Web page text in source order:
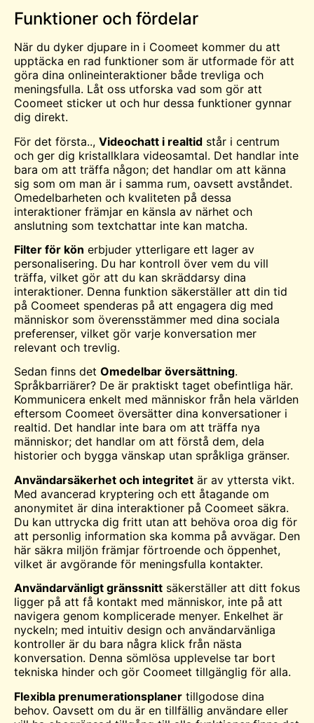
Funktioner och fördelar
När du dyker djupare in i Coomeet kommer du att
upptäcka en rad funktioner som är utformade för att
göra dina onlineinteraktioner både trevliga och
meningsfulla. Låt oss utforska vad som gör att
Coomeet sticker ut och hur dessa funktioner gynnar
dig direkt.
För det första.., Videochatt i realtid står i centrum
och ger dig kristallklara videosamtal. Det handlar inte
bara om att träffa någon; det handlar om att känna
sig som om man är i samma rum, oavsett avståndet.
Omedelbarheten och kvaliteten på dessa
interaktioner främjar en känsla av närhet och
anslutning som textchattar inte kan matcha.
Filter för kön erbjuder ytterligare ett lager av
personalisering. Du har kontroll över vem du vill
träffa, vilket gör att du kan skräddarsy dina
interaktioner. Denna funktion säkerställer att din tid
på Coomeet spenderas på att engagera dig med
människor som överensstämmer med dina sociala
preferenser, vilket gör varje konversation mer
relevant och trevlig.
Sedan finns det Omedelbar översättning.
Språkbarriärer? De är praktiskt taget obefintliga här.
Kommunicera enkelt med människor från hela världen
eftersom Coomeet översätter dina konversationer i
realtid. Det handlar inte bara om att träffa nya
människor; det handlar om att förstå dem, dela
historier och bygga vänskap utan språkliga gränser.
Användarsäkerhet och integritet är av yttersta vikt.
Med avancerad kryptering och ett åtagande om
anonymitet är dina interaktioner på Coomeet säkra.
Du kan uttrycka dig fritt utan att behöva oroa dig för
att personlig information ska komma på avvägar. Den
här säkra miljön främjar förtroende och öppenhet,
vilket är avgörande för meningsfulla kontakter.
Användarvänligt gränssnitt säkerställer att ditt fokus
ligger på att få kontakt med människor, inte på att
navigera genom komplicerade menyer. Enkelhet är
nyckeln; med intuitiv design och användarvänliga
kontroller är du bara några klick från nästa
konversation. Denna sömlösa upplevelse tar bort
tekniska hinder och gör Coomeet tillgänglig för alla.
Flexibla prenumerationsplaner tillgodose dina
behov. Oavsett om du är en tillfällig användare eller